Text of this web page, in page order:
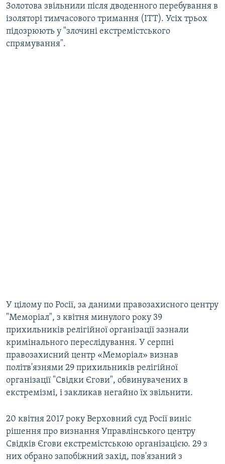
Золотова звільнили після дводенного перебування в
ізоляторі тимчасового тримання (ІТТ). Усіх трьох
підозрюють у "злочині екстремістського
спрямування".
У цілому по Росії, за даними правозахисного центру
"Меморіал", з квітня минулого року 39
прихильників релігійної організації зазнали
кримінального переслідування. У серпні
правозахисний центр «Меморіал» визнав
політв'язнями 29 прихильників релігійної
організації "Свідки Єгови", обвинувачених в
екстремізмі, і закликав негайно їх звільнити.
20 квітня 2017 року Верховний суд Росії виніс
рішення про визнання Управлінського центру
Свідків Єгови екстремістською організацією. 29 з
них обрано запобіжний захід, пов'язаний з